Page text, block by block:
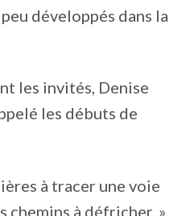
développés dans la
les invités, Denise
les débuts de
à tracer une voie
chemins à défricher. »